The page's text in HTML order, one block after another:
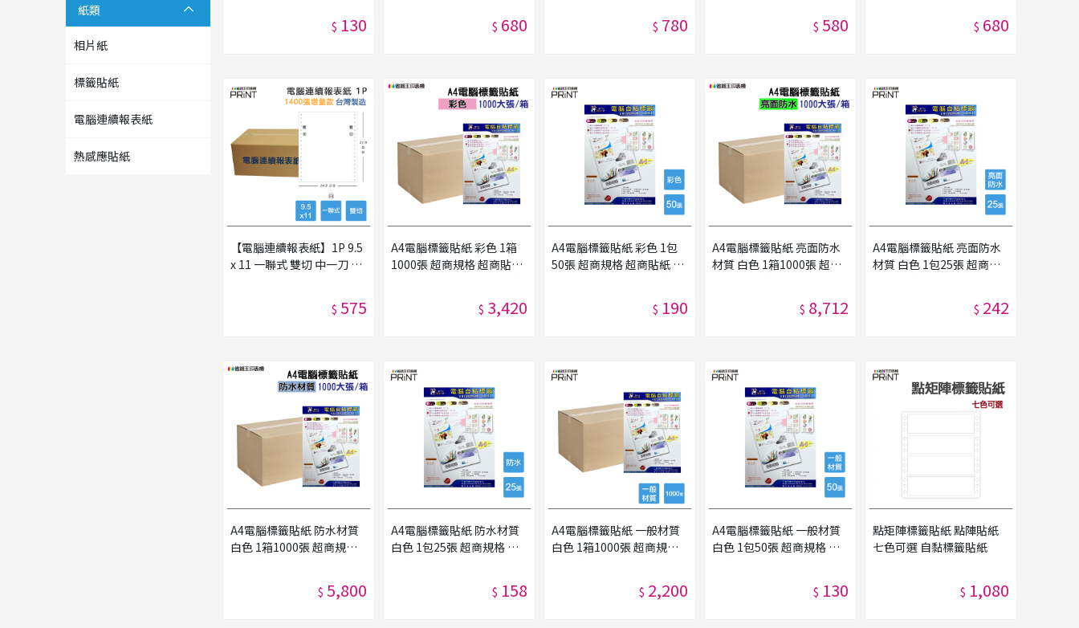
紙類
相片紙
標籤貼紙
電腦連續報表紙
熱感應貼紙
$ 130
$ 680
$ 780
$ 580
$ 680
【電腦連續報表紙】1P 9.5
x 11 一聯式 雙切 中一刀 台
$ 575
A4電腦標籤貼紙 彩色 1箱
1000張 超商規格 超商貼紙
$ 3,420
A4電腦標籤貼紙 彩色 1包
50張 超商規格 超商貼紙 宅
$ 190
A4電腦標籤貼紙 亮面防水
材質 白色 1箱1000張 超商
$ 8,712
A4電腦標籤貼紙 亮面防水
材質 白色 1包25張 超商規
$ 242
A4電腦標籤貼紙 防水材質
白色 1箱1000張 超商規格
$ 5,800
A4電腦標籤貼紙 防水材質
白色 1包25張 超商規格 超
$ 158
A4電腦標籤貼紙 一般材質
白色 1箱1000張 超商規格
$ 2,200
A4電腦標籤貼紙 一般材質
白色 1包50張 超商規格 超
$ 130
點矩陣標籤貼紙 點陣貼紙
七色可選 自黏標籤貼紙
$ 1,080